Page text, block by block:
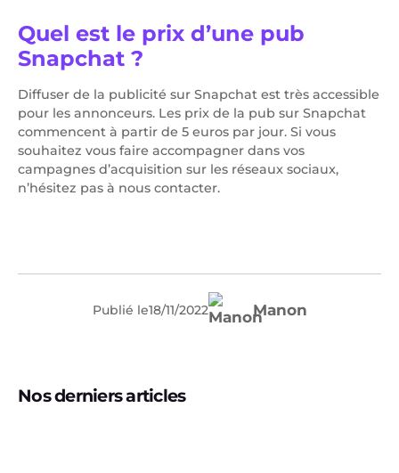
Quel est le prix d’une pub
Snapchat ?
Diffuser de la publicité sur Snapchat est très accessible
pour les annonceurs. Les prix de la pub sur Snapchat
commencent à partir de 5 euros par jour. Si vous
souhaitez vous faire accompagner dans vos
campagnes d’acquisition sur les réseaux sociaux,
n’hésitez pas à nous contacter.
Publié le18/11/2022 Manon
Nos derniers articles